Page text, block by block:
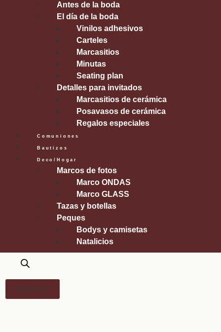
Antes de la boda
El día de la boda
Vinilos adhesivos
Carteles
Marcasitios
Minutas
Seating plan
Detalles para invitados
Marcasitios de cerámica
Posavasos de cerámica
Regalos especiales
Comuniones
Bautizos
Deco/Hogar
Marcos de fotos
Marco ONDAS
Marco GLASS
Tazas y botellas
Peques
Bodys y camisetas
Natalicios
0,00 € 0